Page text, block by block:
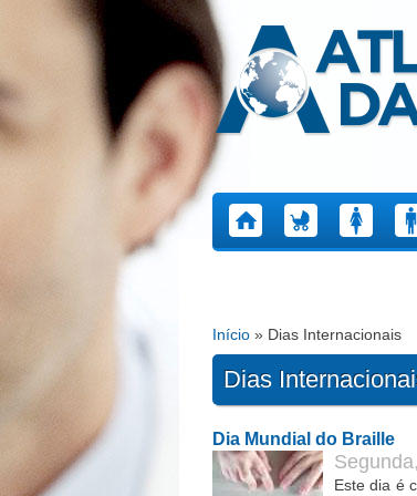
Atlas da Saúde
Está aqui
Início » Dias Internacionais
Dias
Dia Mundial do Braille
Este dia é